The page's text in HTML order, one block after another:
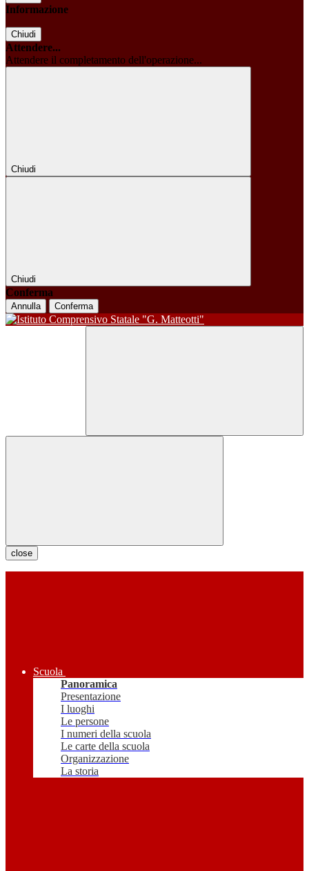
Informazione
Chiudi
Attendere...
Attendere il completamento dell'operazione...
Chiudi
Chiudi
Conferma
Annulla Conferma
close
Scuola
Panoramica
Presentazione
I luoghi
Le persone
I numeri della scuola
Le carte della scuola
Organizzazione
La storia